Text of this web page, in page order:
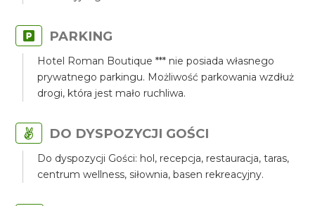
PARKING
Hotel Roman Boutique *** nie posiada własnego
prywatnego parkingu. Możliwość parkowania wzdłuż
drogi, która jest mało ruchliwa.
DO DYSPOZYCJI GOŚCI
Do dyspozycji Gości: hol, recepcja, restauracja, taras,
centrum wellness, siłownia, basen rekreacyjny.